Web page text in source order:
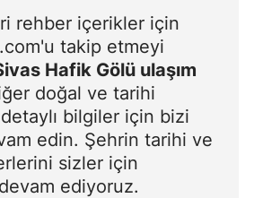
rehber içerikler için
takip etmeyi
Hafik Gölü ulaşım
doğal ve tarihi
bilgiler için bizi
edin. Şehrin tarihi ve
sizler için
ediyoruz.